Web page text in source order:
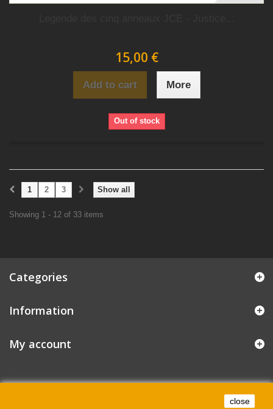
15,00 €
Add to cart More
Out of stock
Show all
1 2 3
Showing 1 - 12 of 33 items
Categories
Information
My account
close